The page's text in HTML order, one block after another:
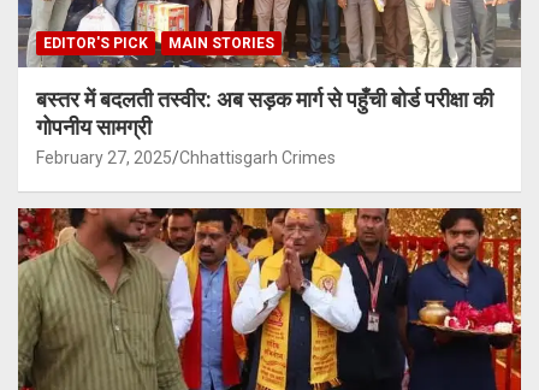
EDITOR'S PICK MAIN STORIES
बस्तर में बदलती तस्वीर: अब सड़क मार्ग से पहुँची बोर्ड परीक्षा की
गोपनीय सामग्री
February 27, 2025 Chhattisgarh Crimes